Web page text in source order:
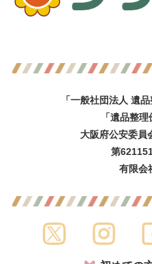
「一般社団法人 遺
「遺品整理
大阪府公安委員
第
有限会